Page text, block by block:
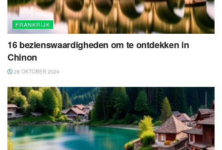
FRANKRIJK
16 bezienswaardigheden om te ontdekken in
Chinon
28 OKTOBER 2024